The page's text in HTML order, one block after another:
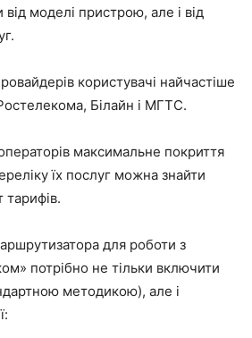
від моделі пристрою, але і від
користувачі найчастіше
Білайн і МГТС.
максимальне покриття
їх послуг можна знайти
для роботи з
потрібно не тільки включити
методикою), але і